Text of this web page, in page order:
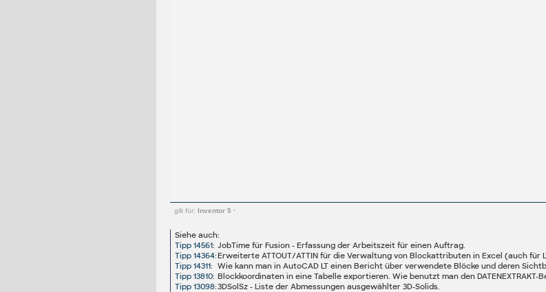
gilt für: Inventor 5 ·
Siehe auch:
Tipp 14561: JobTime für Fusion - Erfassung der Arbeitszeit für einen Auftrag.
Tipp 14364:Erweiterte ATTOUT/ATTIN für die Verwaltung von Blockattributen in Excel (auch für
Tipp 14311: Wie kann man in AutoCAD LT einen Bericht über verwendete Blöcke und deren
Tipp 13810: Blockkoordinaten in eine Tabelle exportieren. Wie benutzt man den DATENEXTRAKT-
Tipp 13098:3DSolSz - Liste der Abmessungen ausgewählter 3D-Solids.